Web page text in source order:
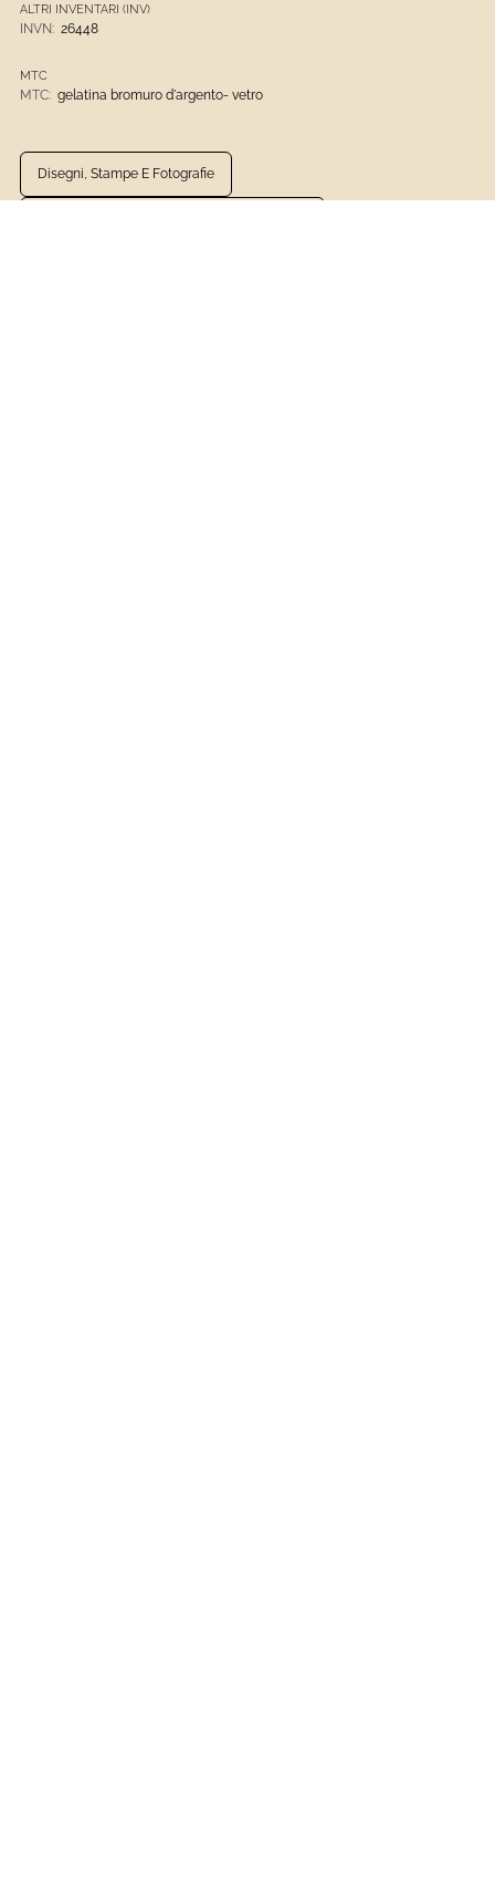
ALTRI INVENTARI (INV)
INVN: 26448
MTC
MTC: gelatina bromuro d'argento- vetro
Disegni, Stampe E Fotografie